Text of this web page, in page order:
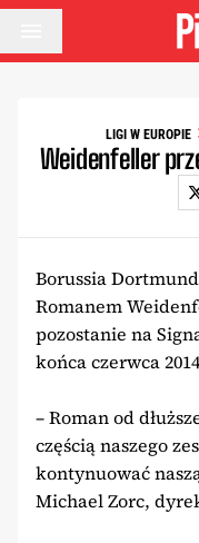
Przejdź do treści
LIGI W EUROPIE
Weidenfeller
Borussia
Romanem
pozostanie na
końca czerwca
– Roman od
częścią naszego
kontynuować
Michael Zorc,